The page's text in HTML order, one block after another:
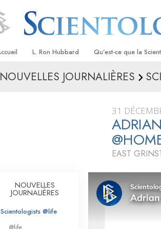
L. Ron Hubbard Qu’est-ce que la
Croyances et pratiques
Les scientologues et
Rencontrez un
À l’intérieur d’une
Les principes de base
Scientologie
La Dianétique : Une
NOUVELLES JOURNALIÈRES
31
EAST
NOUVELLES
JOURNALIÈRES
Scientologists @life